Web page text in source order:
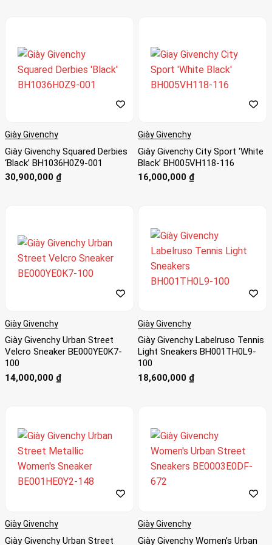
Giày Givenchy
Giày Givenchy Squared Derbies
‘Black’ BH1036H0Z9-001
30,900,000 ₫
Giày Givenchy
Giày Givenchy City Sport ‘White
Black’ BH005VH118-116
16,000,000 ₫
Giày Givenchy
Giày Givenchy Urban Street
Velcro Sneaker BE000YE0K7-
100
14,000,000 ₫
Giày Givenchy
Giày Givenchy Labelruso Tennis
Light Sneakers BH001TH0L9-
100
18,600,000 ₫
Giày Givenchy
Giày Givenchy Urban Street
Giày Givenchy
Giày Givenchy Women’s Urban